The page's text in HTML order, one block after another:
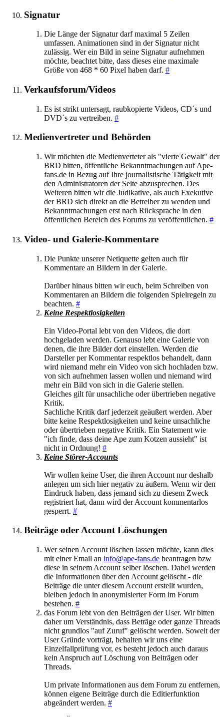
Signatur
Die Länge der Signatur darf maximal 5 Zeilen
umfassen. Animationen sind in der Signatur nicht
zulässig. Wer ein Bild in seine Signatur aufnehmen
möchte, beachtet bitte, dass dieses eine maximale
Größe von 468 * 60 Pixel haben darf. #
Verkaufsforum/Videos
Es ist strikt untersagt, raubkopierte Videos, CD´s und
DVD´s zu vertreiben. #
Medienvertreter und Behörden
Wir möchten die Medienverteter als "vierte Gewalt" der
BRD bitten, öffentliche Bekanntmachungen auf Ape-
fans.de in Bezug auf Ihre journalistische Tätigkeit mit
den Administratoren der Seite abzusprechen. Des
Weiteren bitten wir die Judikative, als auch Exekutive
der BRD sich direkt an die Betreiber zu wenden und
Bekanntmachungen erst nach Rücksprache in den
öffentlichen Bereich des Forums zu veröffentlichen. #
Video- und Galerie-Kommentare
Die Punkte unserer Netiquette gelten auch für
Kommentare an Bildern in der Galerie.
Darüber hinaus bitten wir euch, beim Schreiben von
Kommentaren an Bildern die folgenden Spielregeln zu
beachten. #
Keine Respektlosigkeiten
Ein Video-Portal lebt von den Videos, die dort
hochgeladen werden. Genauso lebt eine Galerie von
denen, die ihre Bilder dort einstellen. Werden die
Darsteller per Kommentar respektlos behandelt, dann
wird niemand mehr ein Video von sich hochladen bzw.
von sich aufnehmen lassen wollen und niemand wird
mehr ein Bild von sich in die Galerie stellen.
Gleiches gilt für unsachliche oder übertrieben negative
Kritik.
Sachliche Kritik darf jederzeit geäußert werden. Aber
bitte keine Respektlosigkeiten und keine unsachliche
oder übertrieben negative Kritik. Ein Statement wie
"ich finde, dass deine Ape zum Kotzen aussieht" ist
nicht in Ordnung! #
Keine Störer-Accounts
Wir wollen keine User, die ihren Account nur deshalb
anlegen um sich hier negativ zu äußern. Wenn wir den
Eindruck haben, dass jemand sich zu diesem Zweck
registriert hat, dann wird der Account kommentarlos
gesperrt. #
Beiträge oder Account Löschungen
Wer seinen Account löschen lassen möchte, kann dies
mit einer Email an info@ape-fans.de beantragen bzw
diese in seinem Account selber löschen. Dabei werden
die Informationen über den Account gelöscht - die
Beiträge die unter diesem Account erstellt wurden,
bleiben jedoch in anonymisierter Form im Forum
bestehen. #
das Forum lebt von den Beiträgen der User. Wir bitten
daher um Verständnis, dass Beträge oder ganze Threads
nicht grundlos "auf Zuruf" gelöscht werden. Soweit der
User Gründe vorträgt, behalten wir uns eine
Einzelfallprüfung vor, es besteht jedoch auch daraus
kein Anspruch auf Löschung von Beiträgen oder
Threads.
Um private Informationen aus dem Forum zu entfernen,
können eigene Beiträge durch die Editierfunktion
abgeändert werden. #